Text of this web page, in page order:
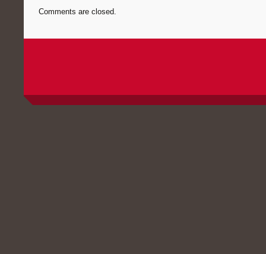
Comments are closed.